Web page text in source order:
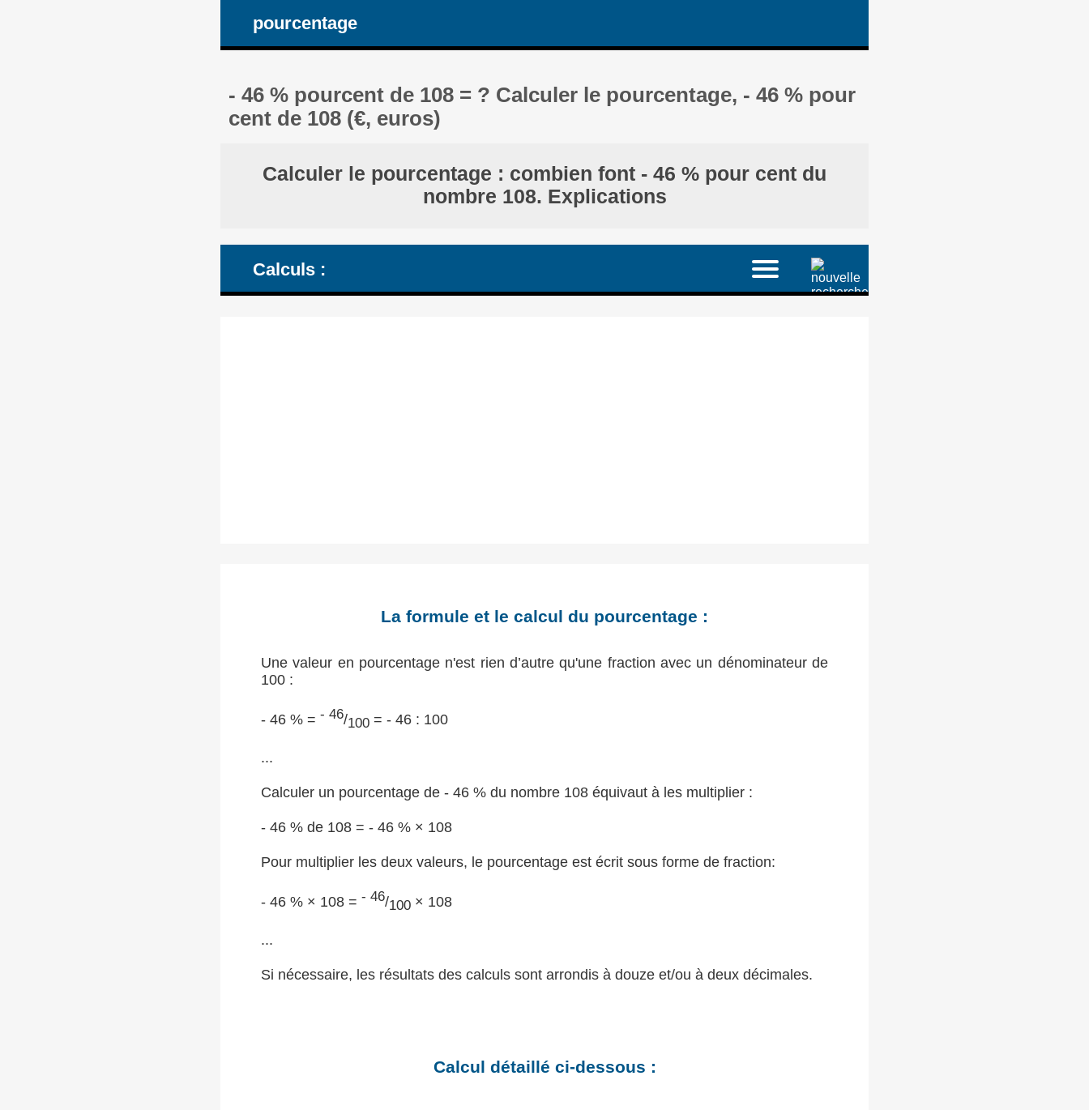
pourcentage
- 46 % pourcent de 108 = ? Calculer le pourcentage, - 46 % pour
cent de 108 (€, euros)
Calculer le pourcentage : combien font - 46 % pour cent du
nombre 108. Explications
Calculs :
La formule et le calcul du pourcentage :
Une valeur en pourcentage n'est rien d’autre qu'une fraction avec un dénominateur de
100 :
- 46 % =- 46/100 = - 46 : 100
...
Calculer un pourcentage de - 46 % du nombre 108 équivaut à les multiplier :
- 46 % de 108 = - 46 % × 108
Pour multiplier les deux valeurs, le pourcentage est écrit sous forme de fraction:
- 46 % × 108 =- 46/100 × 108
...
Si nécessaire, les résultats des calculs sont arrondis à douze et/ou à deux décimales.
Calcul détaillé ci-dessous :